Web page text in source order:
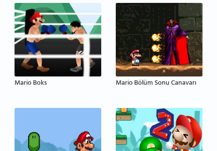
Mario Boks Mario Bölüm Sonu Canavarı